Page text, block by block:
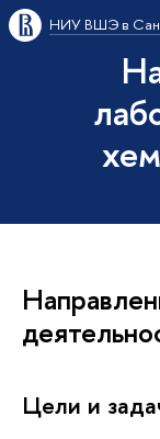
НИУ ВШЭ в
Цели и